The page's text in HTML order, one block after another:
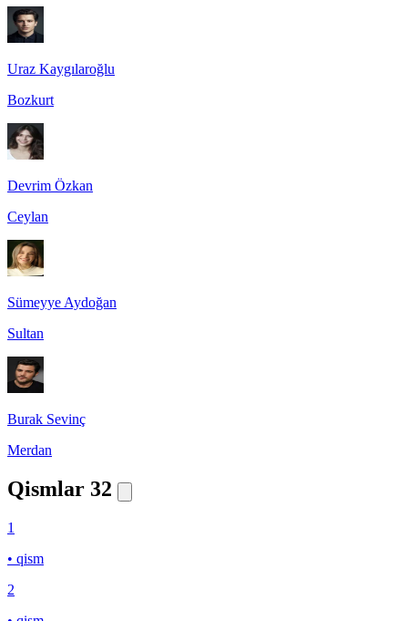
Uraz Kaygılaroğlu
Bozkurt
Devrim Özkan
Ceylan
Sümeyye Aydoğan
Sultan
Burak Sevinç
Merdan
Qismlar 32
1
• qism
2